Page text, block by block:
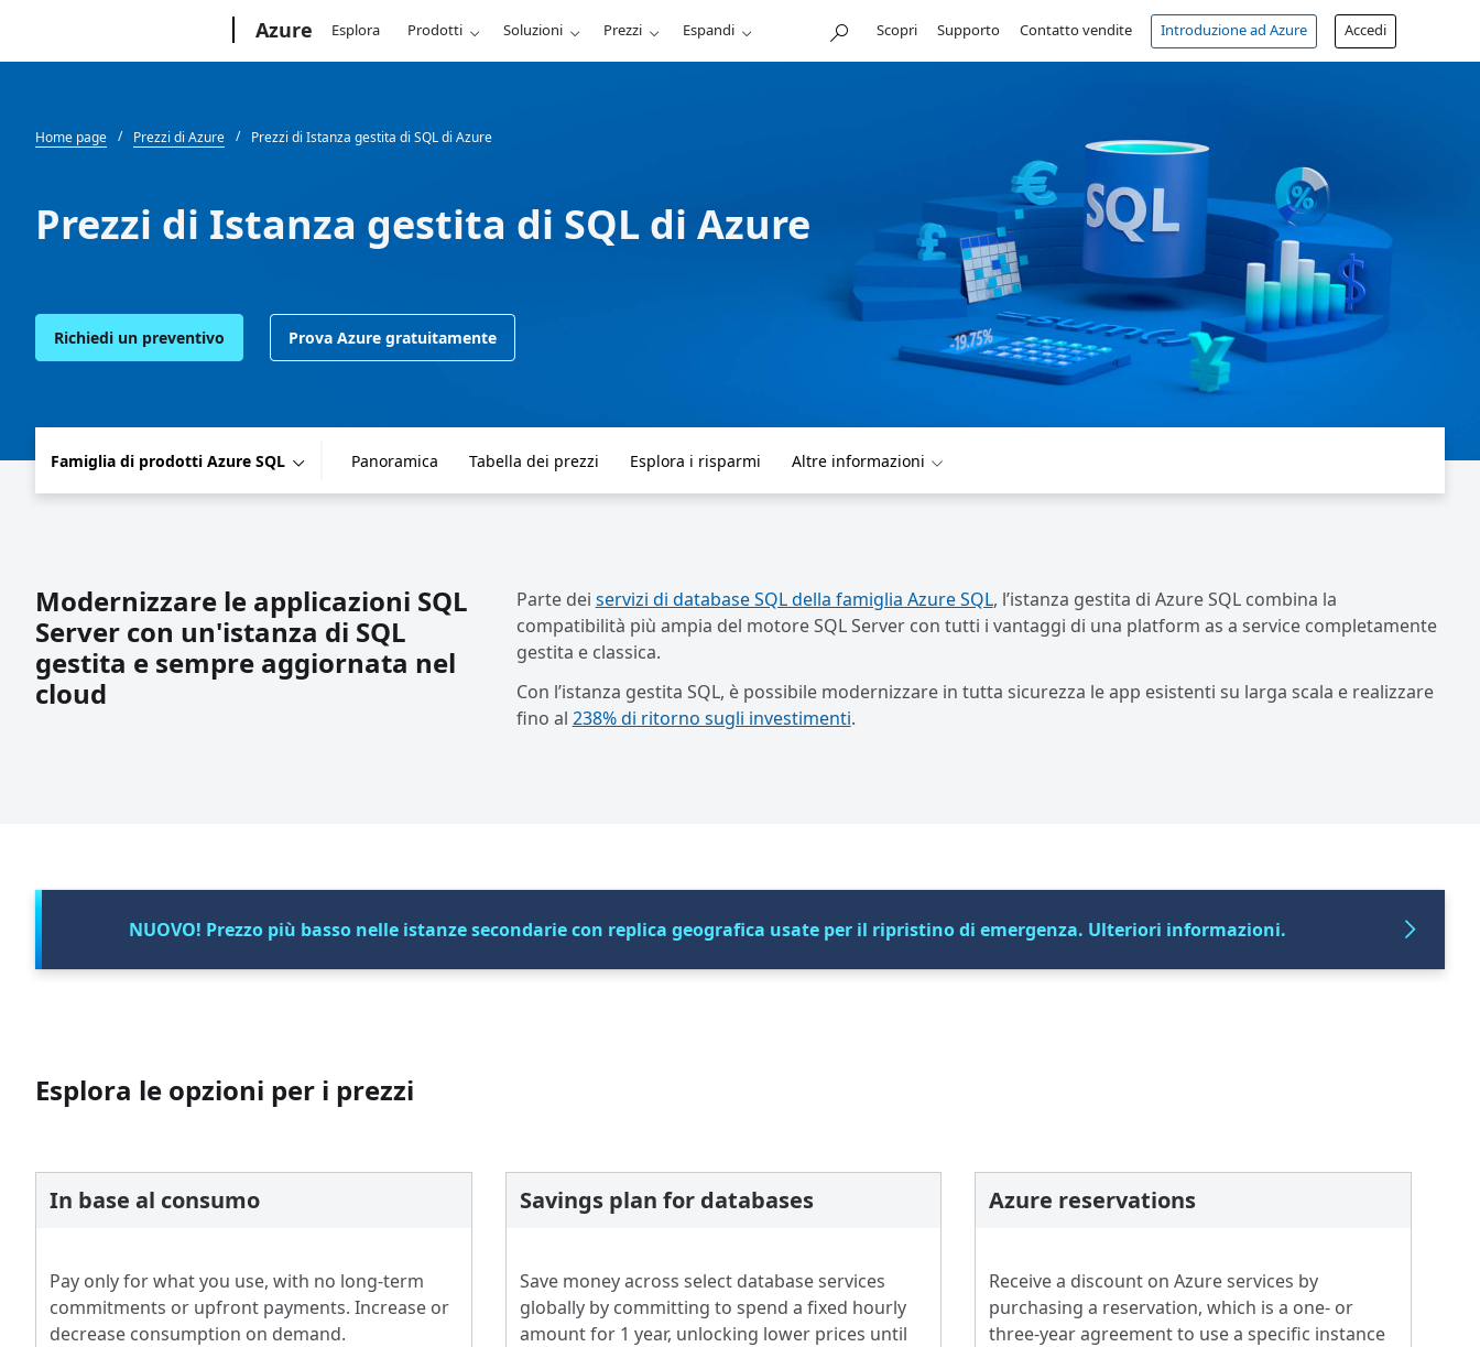
Azure Esplora Prodotti Soluzioni Prezzi Espandi Scopri Supporto Contatto vendite Introduzione ad Azure Accedi
Home page Prezzi di Azure Prezzi di Istanza gestita di SQL di Azure
Prezzi di Istanza gestita di SQL di Azure
Richiedi un preventivo Prova Azure gratuitamente
Famiglia di prodotti Azure SQL Panoramica Tabella dei prezzi Esplora i risparmi Altre informazioni
Modernizzare le applicazioni SQL
Server con un'istanza di SQL
gestita e sempre aggiornata nel
cloud
Parte dei servizi di database SQL della famiglia Azure SQL, l’istanza gestita di Azure SQL combina la
compatibilità più ampia del motore SQL Server con tutti i vantaggi di una platform as a service completamente
gestita e classica.
Con l’istanza gestita SQL, è possibile modernizzare in tutta sicurezza le app esistenti su larga scala e realizzare
fino al 238% di ritorno sugli investimenti.
NUOVO! Prezzo più basso nelle istanze secondarie con replica geografica usate per il ripristino di emergenza. Ulteriori informazioni.
Esplora le opzioni per i prezzi
In base al consumo
Pay only for what you use, with no long-term
commitments or upfront payments. Increase or
decrease consumption on demand.
Savings plan for databases
Save money across select database services
globally by committing to spend a fixed hourly
amount for 1 year, unlocking lower prices until
Azure reservations
Receive a discount on Azure services by
purchasing a reservation, which is a one- or
three-year agreement to use a specific instance